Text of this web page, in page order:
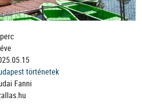
történetek
Fanni